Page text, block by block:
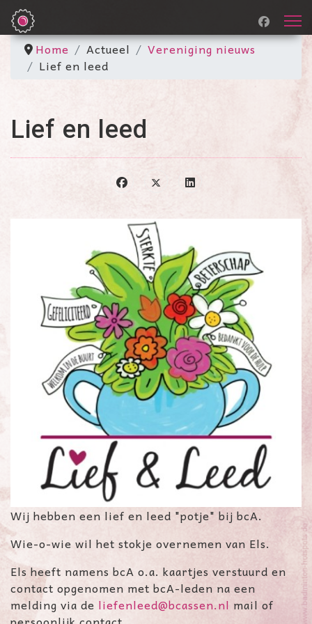
Home Actueel
Vereniging nieuws
Lief en leed
Lief en leed
Wij hebben een lief en leed "potje" bij bcA.
Wie-o-wie wil het stokje overnemen van Els.
Els heeft namens bcA o.a. kaartjes verstuurd en
contact opgenomen met bcA-leden na een
melding via de liefenleed@bcassen.nl mail of